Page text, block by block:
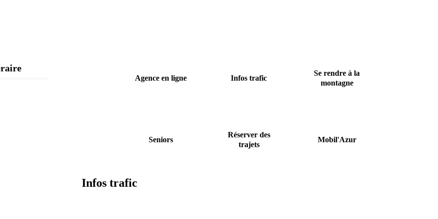
Agence en ligne Infos trafic
Se rendre à la
montagne
Seniors
Réserver des
trajets
Mobil'Azur
Infos trafic